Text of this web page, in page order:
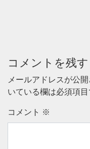
コメントを残す
メールアドレスが公
いている欄は必須項目
コメント ※